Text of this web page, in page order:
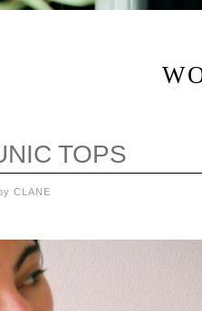
TOPS
CLANE